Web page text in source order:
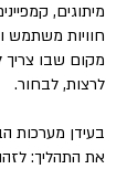
מיתוגים,
חוויות משתמש
מקום שבו צריך
לרצות, לבחור.
בעידן מערכות
את התהליך: